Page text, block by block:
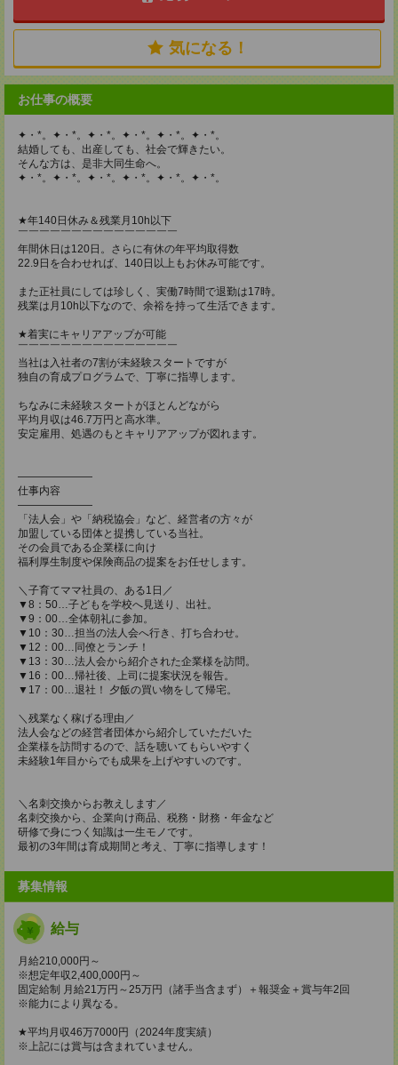
気になる！
お仕事の概要
✦・*。✦・*。✦・*。✦・*。✦・*。✦・*。
結婚しても、出産しても、社会で輝きたい。
そんな方は、是非大同生命へ。
✦・*。✦・*。✦・*。✦・*。✦・*。✦・*。
★年140日休み＆残業月10h以下
￣￣￣￣￣￣￣￣￣￣￣￣￣￣￣
年間休日は120日。さらに有休の年平均取得数
22.9日を合わせれば、140日以上もお休み可能です。
また正社員にしては珍しく、実働7時間で退勤は17時。
残業は月10h以下なので、余裕を持って生活できます。
★着実にキャリアアップが可能
￣￣￣￣￣￣￣￣￣￣￣￣￣￣￣
当社は入社者の7割が未経験スタートですが
独自の育成プログラムで、丁寧に指導します。
ちなみに未経験スタートがほとんどながら
平均月収は46.7万円と高水準。
安定雇用、処遇のもとキャリアアップが図れます。
―――――――
仕事内容
―――――――
「法人会」や「納税協会」など、経営者の方々が
加盟している団体と提携している当社。
その会員である企業様に向け
福利厚生制度や保険商品の提案をお任せします。
＼子育てママ社員の、ある1日／
▼8：50…子どもを学校へ見送り、出社。
▼9：00…全体朝礼に参加。
▼10：30…担当の法人会へ行き、打ち合わせ。
▼12：00…同僚とランチ！
▼13：30…法人会から紹介された企業様を訪問。
▼16：00…帰社後、上司に提案状況を報告。
▼17：00…退社！ 夕飯の買い物をして帰宅。
＼残業なく稼げる理由／
法人会などの経営者団体から紹介していただいた
企業様を訪問するので、話を聴いてもらいやすく
未経験1年目からでも成果を上げやすいのです。
＼名刺交換からお教えします／
名刺交換から、企業向け商品、税務・財務・年金など
研修で身につく知識は一生モノです。
最初の3年間は育成期間と考え、丁寧に指導します！
募集情報
給与
月給210,000円～
※想定年収2,400,000円～
固定給制 月給21万円～25万円（諸手当含まず）＋報奨金＋賞与年2回
※能力により異なる。
★平均月収46万7000円（2024年度実績）
※上記には賞与は含まれていません。